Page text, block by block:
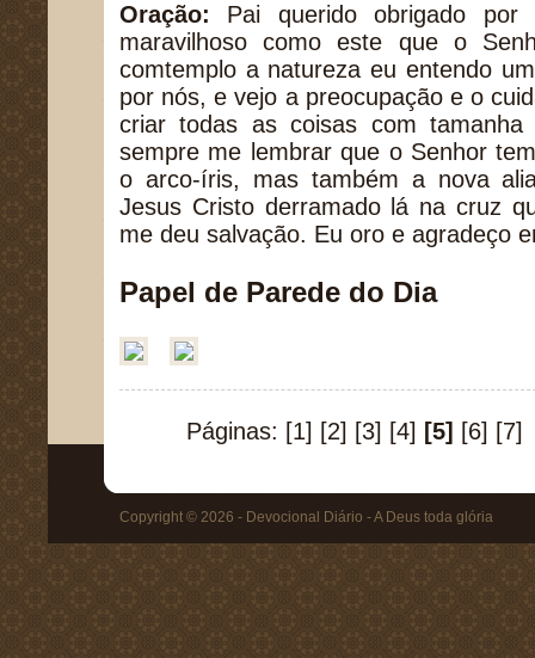
Oração: Pai querido obrigado
maravilhoso como este que o
comtemplo a natureza eu entendo
por nós, e vejo a preocupação e o
criar todas as coisas com
sempre me lembrar que o Senhor
o arco-íris, mas também a nova
Jesus Cristo derramado lá na cruz
me deu salvação. Eu oro e agradeço
Papel de Parede do Dia
Páginas: [1] [2] [3] [4] [5] [6] [7]
Copyright © 2026 - Devocional Diário - A Deus toda glória